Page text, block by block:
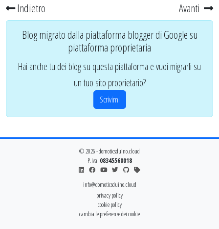
Indietro Avanti
Blog migrato dalla piattaforma blogger di Google su
piattaforma proprietaria
Hai anche tu dei blog su questa piattaforma e vuoi migrarli su
un tuo sito proprietario?
Scrivimi
© 2026 - domoticsduino.cloud
P.Iva: 08345560018
info@domoticsduino.cloud
privacy policy
cookie policy
cambia le preferenze dei cookie